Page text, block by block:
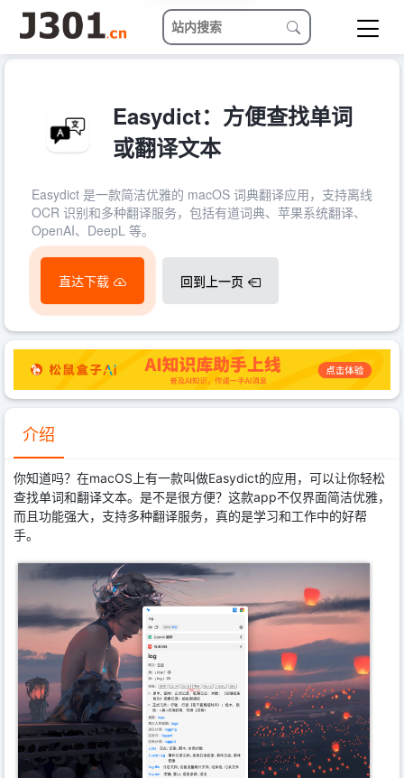
Easydict：方便查找单词
或翻译文本
Easydict 是一款简洁优雅的 macOS 词典翻译应用，支持离线
OCR 识别和多种翻译服务，包括有道词典、苹果系统翻译、
OpenAI、DeepL 等。
直达下载 回到上一页
介绍
你知道吗？在macOS上有一款叫做Easydict的应用，可以让你轻松
查找单词和翻译文本。是不是很方便？这款app不仅界面简洁优雅，
而且功能强大，支持多种翻译服务，真的是学习和工作中的好帮
手。